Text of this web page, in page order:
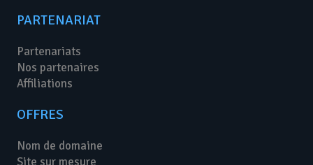
PARTENARIAT
Partenariats
Nos partenaires
Affiliations
OFFRES
Nom de domaine